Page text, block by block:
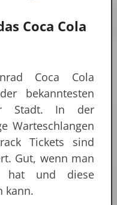
Coca Cola
Coca Cola
bekanntesten
Stadt. In der
Warteschlangen
Tickets sind
Gut, wenn man
hat und diese
kann.